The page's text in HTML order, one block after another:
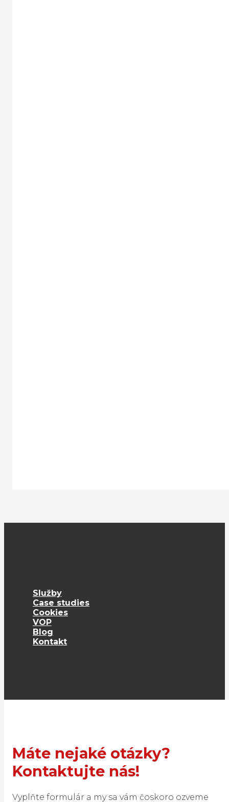
Služby
Case studies
Cookies
VOP
Blog
Kontakt
Máte nejaké otázky?
Kontaktujte nás!
Vyplňte formulár a my sa vám čoskoro ozveme